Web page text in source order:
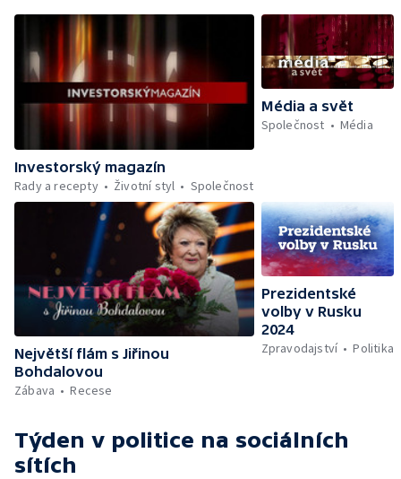
Investorský magazín
Rady a recepty
Životní styl Společnost
Média a svět
Společnost
Média
Největší flám s Jiřinou
Bohdalovou
Zábava
Recese
Prezidentské
volby v Rusku
2024
Zpravodajství
Politika
Týden v politice na sociálních
sítích